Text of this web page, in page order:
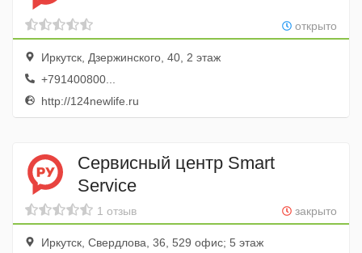
открыто
Иркутск, Дзержинского, 40, 2 этаж
+791400800...
http://124newlife.ru
Сервисный центр Smart
Service
закрыто
1 отзыв
Иркутск, Свердлова, 36, 529 офис; 5 этаж